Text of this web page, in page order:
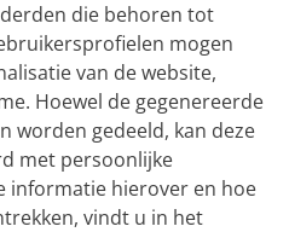
die behoren tot
mogen
van de website,
Hoewel de gegenereerde
worden gedeeld, kan deze
met persoonlijke
informatie hierover en hoe
vindt u in het